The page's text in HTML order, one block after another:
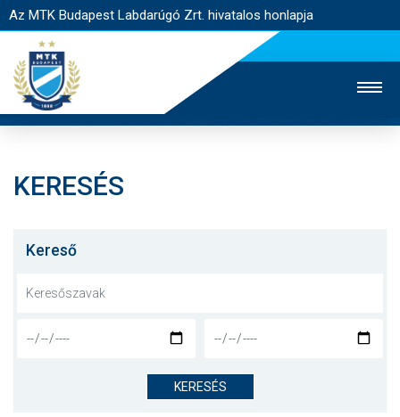
Az MTK Budapest Labdarúgó Zrt. hivatalos honlapja
JEGYÉRTÉKESÍTÉS
NYITÓLAP
CSAPATOK
KERESÉS
Kereső
KERESÉS